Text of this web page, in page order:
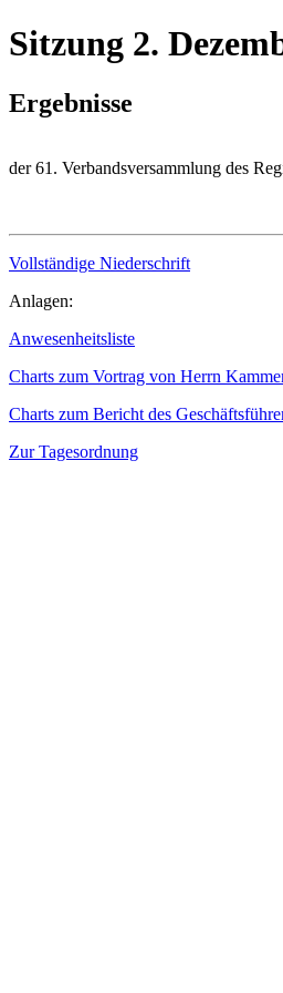
Sitzung 2.
Ergebnisse
der 61. Verbandsversammlung des
Vollständige Niederschrift
Anlagen:
Anwesenheitsliste
Charts zum Vortrag von Herrn
Charts zum Bericht des
Zur Tagesordnung